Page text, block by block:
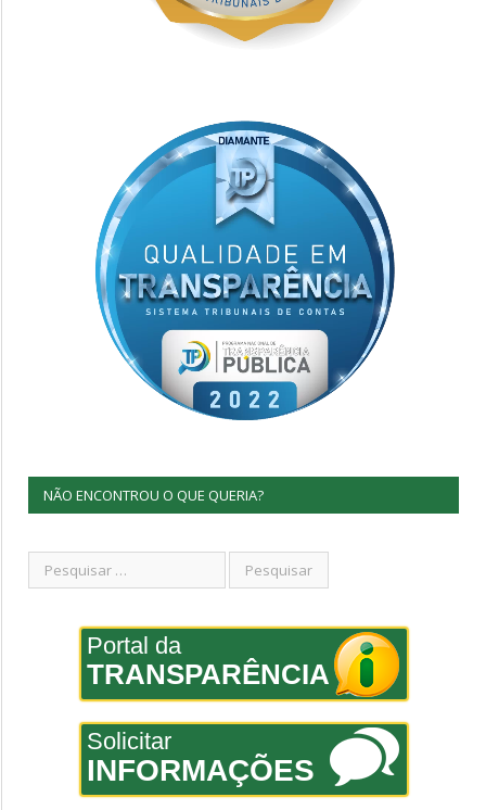
NÃO ENCONTROU O QUE QUERIA?
Portal da
TRANSPARÊNCIA
Solicitar
INFORMAÇÕES